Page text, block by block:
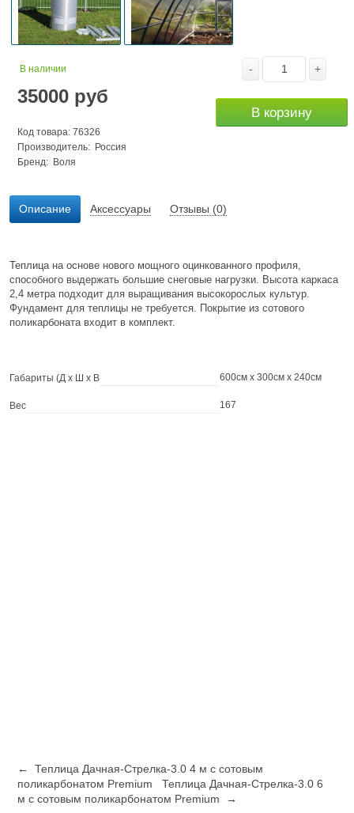
В наличии
35000 руб
Код товара: 76326
Производитель: Россия
Бренд: Воля
- +
В корзину
Описание Аксессуары Отзывы (0)
Теплица на основе нового мощного оцинкованного профиля,
способного выдержать большие снеговые нагрузки. Высота каркаса
2,4 метра подходит для выращивания высокорослых культур.
Фундамент для теплицы не требуется. Покрытие из сотового
поликарбоната входит в комплект.
Габариты (Д х Ш х В 600см x 300см x 240см
Вес 167
← Теплица Дачная-Стрелка-3.0 4 м с сотовым
поликарбонатом Premium
Теплица Дачная-Стрелка-3.0 6
м с сотовым поликарбонатом Premium →